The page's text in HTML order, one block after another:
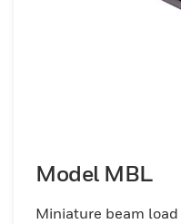
Model MBL
Miniature beam